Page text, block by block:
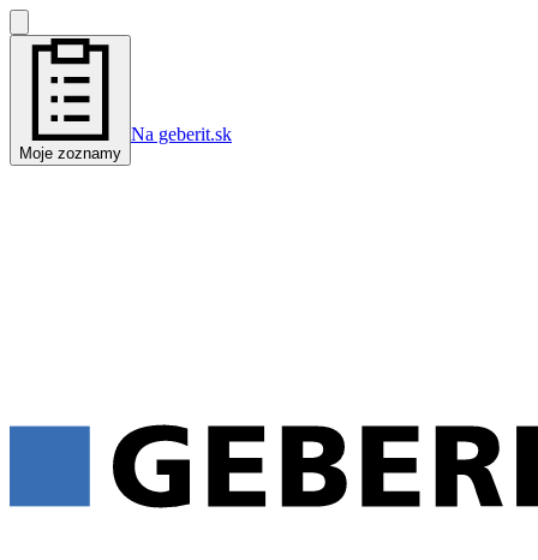
Moje zoznamy
Na geberit.sk